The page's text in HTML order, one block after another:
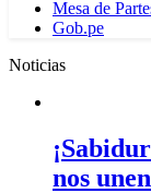
Mesa de
Gob.pe
Noticias
nos